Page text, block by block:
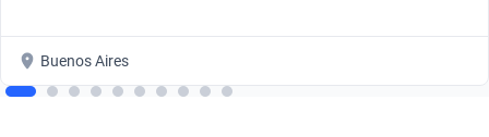
Buenos Aires